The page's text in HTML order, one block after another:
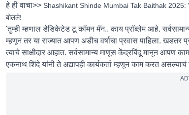
हे ही वाचा>> Shashikant Shinde Mumbai Tak Baithak 2025:
बोलले!
'तुम्ही म्हणाल डेडिकेटेड टू कॉमन मॅन.. काय प्रॉब्लेम आहे.
म्हणून तर या राज्यात आपण अडीच वर्षाचा प्रवास पाहिला. खडतर
त्याचे साक्षीदार आहात. सर्वसामान्य माणूस केंद्रबिंदू मानून आपण
एकनाथ शिंदे यांनी ते अद्यापही कार्यकर्ता म्हणून काम करत असल्याचं